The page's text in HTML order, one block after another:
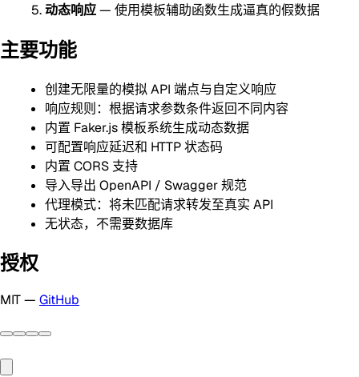
动态响应— 使用模板辅助函数生成逼真的假数据
主要功能
创建无限量的模拟 API 端点与自定义响应
响应规则：根据请求参数条件返回不同内容
内置 Faker.js 模板系统生成动态数据
可配置响应延迟和 HTTP 状态码
内置 CORS 支持
导入导出 OpenAPI / Swagger 规范
代理模式：将未匹配请求转发至真实 API
无状态，不需要数据库
授权
MIT — GitHub